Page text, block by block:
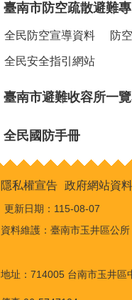
臺南市防空疏散避難
全民防空宣導資料 防
全民安全指引網站
臺南市避難收容所一
全民國防手冊
隱私權宣告 政府網站資
更新日期： 115-08-07
資料維護：臺南市玉井區公所
地址：714005 台南市玉井